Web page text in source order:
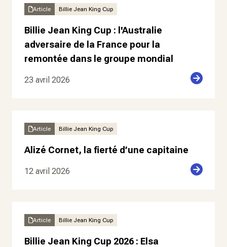
Article Billie Jean King Cup
Billie Jean King Cup : l'Australie
adversaire de la France pour la
remontée dans le groupe mondial
23 avril 2026
Article Billie Jean King Cup
Alizé Cornet, la fierté d’une capitaine
12 avril 2026
Article Billie Jean King Cup
Billie Jean King Cup 2026 : Elsa